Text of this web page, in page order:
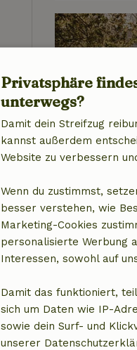
Privatsphäre
unterwegs?
Damit dein Streifzug
kannst außerdem
Website zu verbessern
Wenn du zustimmst,
besser verstehen, wie
Marketing-Cookies
personalisierte Werbung
Interessen, sowohl auf
Damit das funktioniert,
sich um Daten wie IP-
sowie dein Surf- und
unserer